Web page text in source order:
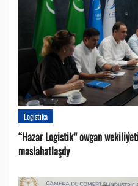
Logistika
“Hazar Logistik” owgan
maslahatlaşdy